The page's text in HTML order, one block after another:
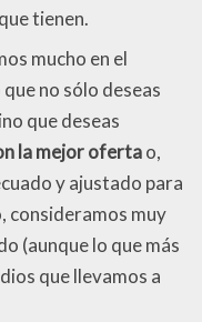
tienen.
mucho en el
no sólo deseas
que deseas
la mejor ofertao,
y ajustado para
consideramos muy
(aunque lo que más
que llevamos a